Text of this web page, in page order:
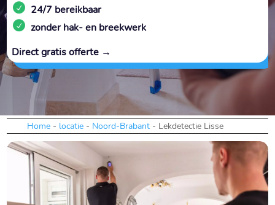
24/7 bereikbaar
zonder hak- en breekwerk
Direct gratis offerte →
Home - locatie - Noord-Brabant - Lekdetectie Lisse